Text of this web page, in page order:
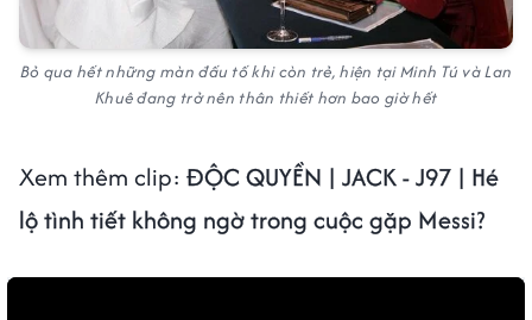
Bỏ qua hết những màn đấu tố khi còn trẻ, hiện tại Minh Tú và Lan
Khuê đang trở nên thân thiết hơn bao giờ hết
Xem thêm clip: ĐỘC QUYỀN | JACK - J97 | Hé
lộ tình tiết không ngờ trong cuộc gặp Messi?